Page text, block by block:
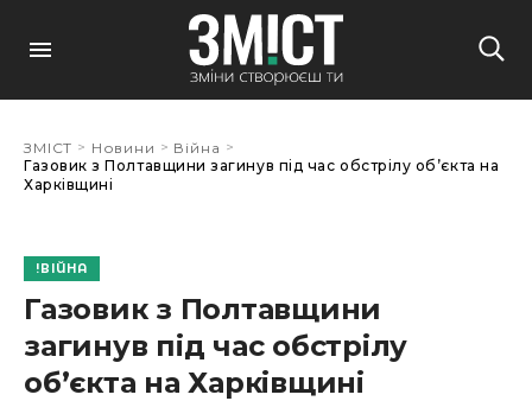
ЗМІСТ > Новини > Війна >
Газовик з Полтавщини загинув під час обстрілу об’єкта на
Харківщині
ВІЙНА
Газовик з Полтавщини
загинув під час обстрілу
об’єкта на Харківщині